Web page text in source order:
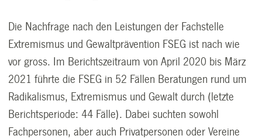
Die Nachfrage nach den Leistungen der Fachstelle
Extremismus und Gewaltprävention FSEG ist nach wie
vor gross. Im Berichtszeitraum von April 2020 bis März
2021 führte die FSEG in 52 Fällen Beratungen rund um
Radikalismus, Extremismus und Gewalt durch (letzte
Berichtsperiode: 44 Fälle). Dabei suchten sowohl
Fachpersonen, aber auch Privatpersonen oder Vereine